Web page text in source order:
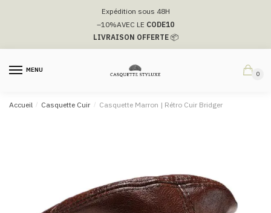
navigation
Expédition sous 48H
–10%AVEC LE CODE10
LIVRAISON OFFERTE📦
MENU
0
Accueil / Casquette Cuir / Casquette Marron | Rétro Cuir Bridger